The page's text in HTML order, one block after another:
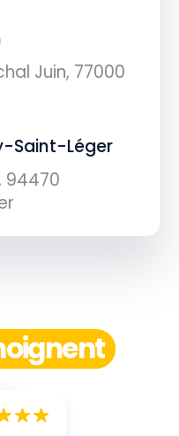
Juin, 77000
Saint-Léger
94470